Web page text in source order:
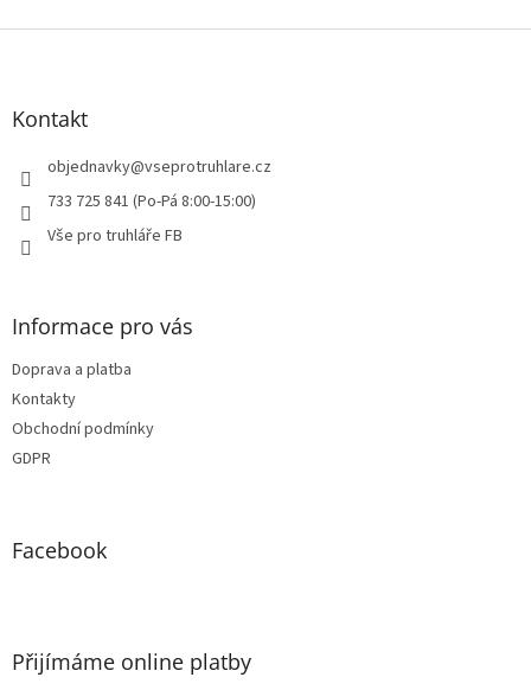
Z
Kontakt
objednavky@vseprotruhlare.cz
733 725 841 (Po-Pá 8:00-15:00)
Vše pro truhláře FB
Informace pro vás
Doprava a platba
Kontakty
Obchodní podmínky
GDPR
Facebook
Přijímáme online platby